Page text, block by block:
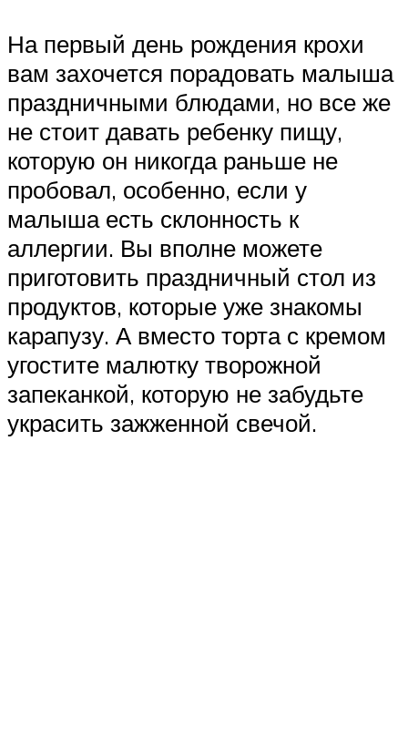
На первый день рождения крохи
вам захочется порадовать малыша
праздничными блюдами, но все же
не стоит давать ребенку пищу,
которую он никогда раньше не
пробовал, особенно, если у
малыша есть склонность к
аллергии. Вы вполне можете
приготовить праздничный стол из
продуктов, которые уже знакомы
карапузу. А вместо торта с кремом
угостите малютку творожной
запеканкой, которую не забудьте
украсить зажженной свечой.